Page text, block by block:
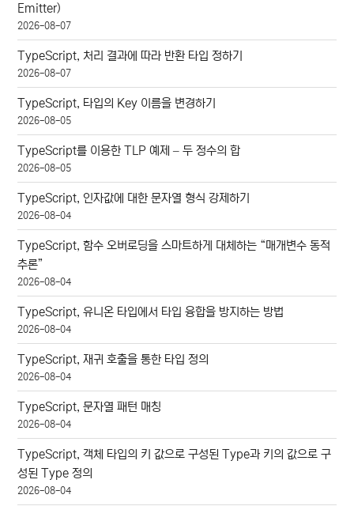
Emitter)
2026-08-07
TypeScript, 처리 결과에 따라 반환 타입 정하기
2026-08-07
TypeScript, 타입의 Key 이름을 변경하기
2026-08-05
TypeScript를 이용한 TLP 예제 – 두 정수의 합
2026-08-05
TypeScript, 인자값에 대한 문자열 형식 강제하기
2026-08-04
TypeScript, 함수 오버로딩을 스마트하게 대체하는 “매개변수 동적
추론”
2026-08-04
TypeScript, 유니온 타입에서 타입 융합을 방지하는 방법
2026-08-04
TypeScript, 재귀 호출을 통한 타입 정의
2026-08-04
TypeScript, 문자열 패턴 매칭
2026-08-04
TypeScript, 객체 타입의 키 값으로 구성된 Type과 키의 값으로 구
성된 Type 정의
2026-08-04